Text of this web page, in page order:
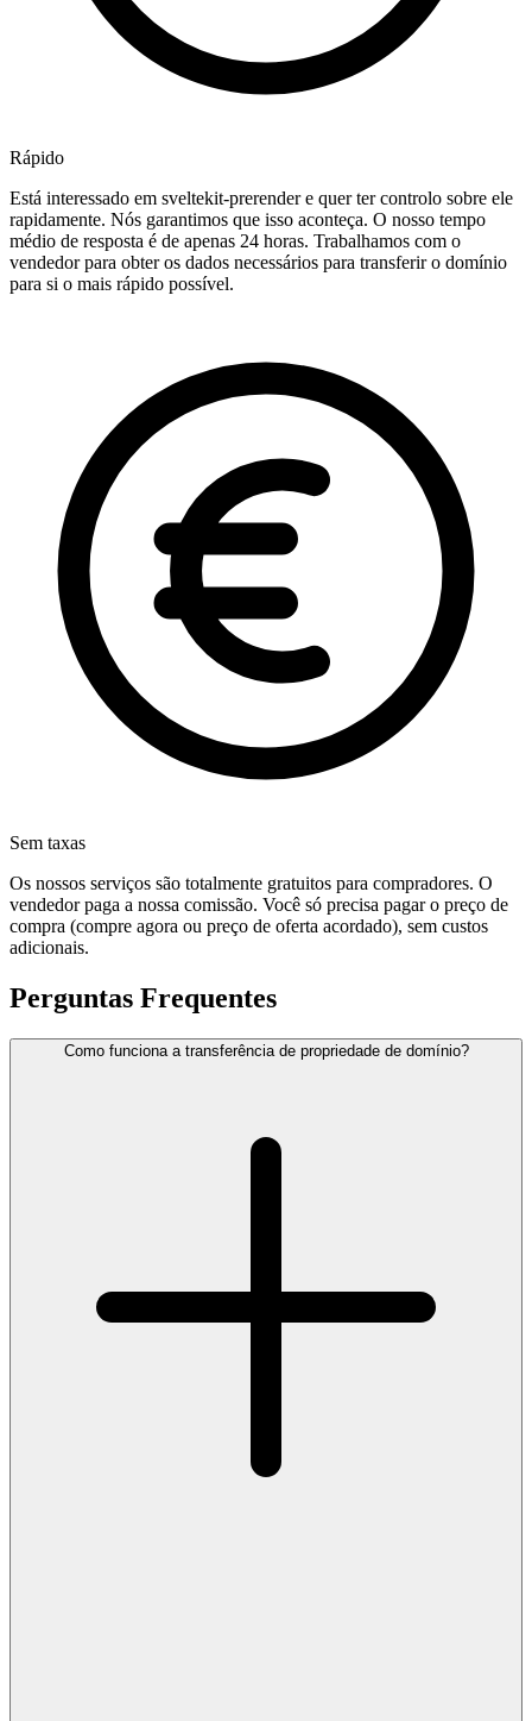
Rápido
Está interessado em sveltekit-prerender e quer ter controlo sobre ele
rapidamente. Nós garantimos que isso aconteça. O nosso tempo
médio de resposta é de apenas 24 horas. Trabalhamos com o
vendedor para obter os dados necessários para transferir o domínio
para si o mais rápido possível.
Sem taxas
Os nossos serviços são totalmente gratuitos para compradores. O
vendedor paga a nossa comissão. Você só precisa pagar o preço de
compra (compre agora ou preço de oferta acordado), sem custos
adicionais.
Perguntas Frequentes
Como funciona a transferência de propriedade de domínio?